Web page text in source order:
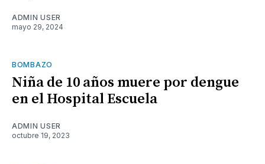
ADMIN USER
mayo 29, 2024
BOMBAZO
Niña de 10 años muere por dengue
en el Hospital Escuela
ADMIN USER
octubre 19, 2023